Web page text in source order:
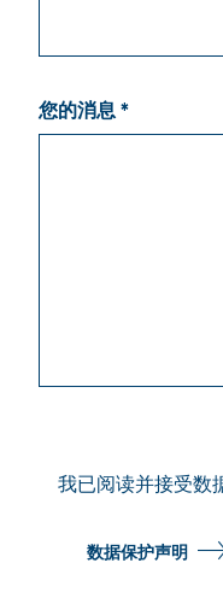
您的消息 *
我已阅读并接受数
数据保护声明